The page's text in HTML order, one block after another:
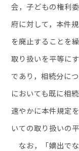
会，子どもの権利
府に対して，本件
を廃止することを
取り扱いを平等に
であり，相続分に
においても既に相
速やかに本件規定
いての取り扱いの
なお，「嫡出で